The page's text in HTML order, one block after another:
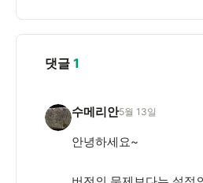
댓글 1
수 수메리안5월 13일
안녕하세요~